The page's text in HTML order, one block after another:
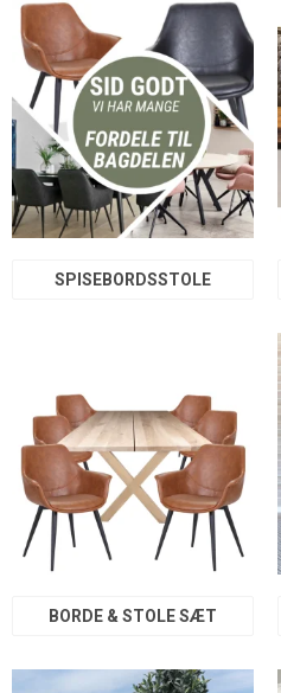
SPISEBORDSSTOLE
BORDE & STOLE SÆT